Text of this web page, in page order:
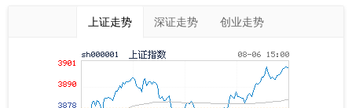
上证走势 深证走势 创业走势